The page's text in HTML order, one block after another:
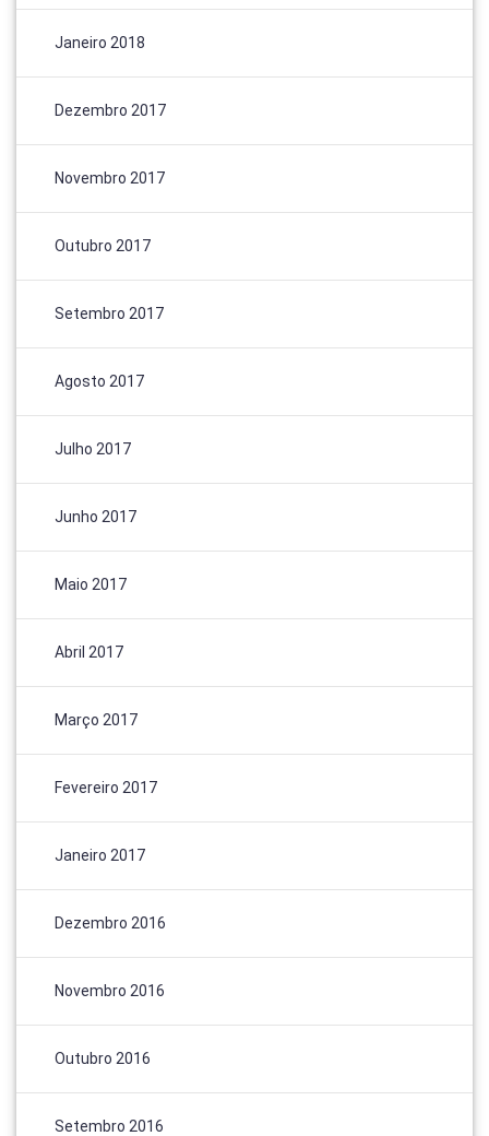
Janeiro 2018
Dezembro 2017
Novembro 2017
Outubro 2017
Setembro 2017
Agosto 2017
Julho 2017
Junho 2017
Maio 2017
Abril 2017
Março 2017
Fevereiro 2017
Janeiro 2017
Dezembro 2016
Novembro 2016
Outubro 2016
Setembro 2016